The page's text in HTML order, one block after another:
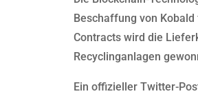
Beschaffung von
Contracts wird die
Recyclinganlagen
Ein offizieller Twitter-